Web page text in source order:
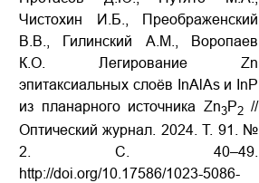
Чистохин И.Б., Преображенский
В.В., Гилинский А.М., Воропаев
К.О. Легирование Zn
эпитаксиальных слоёв InAlAs и InP
из планарного источника Zn3P2//
Оптический журнал. 2024.Т. 91. №
2. С . 40–49.
http://doi.org/10.17586/1023-5086-